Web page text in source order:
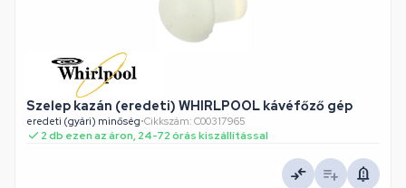
Szelep kazán (eredeti) WHIRLPOOL kávéfőző gép
eredeti (gyári) minőség•Cikkszám: C00317965
2 db ezen az áron, 24-72 órás kiszállítással